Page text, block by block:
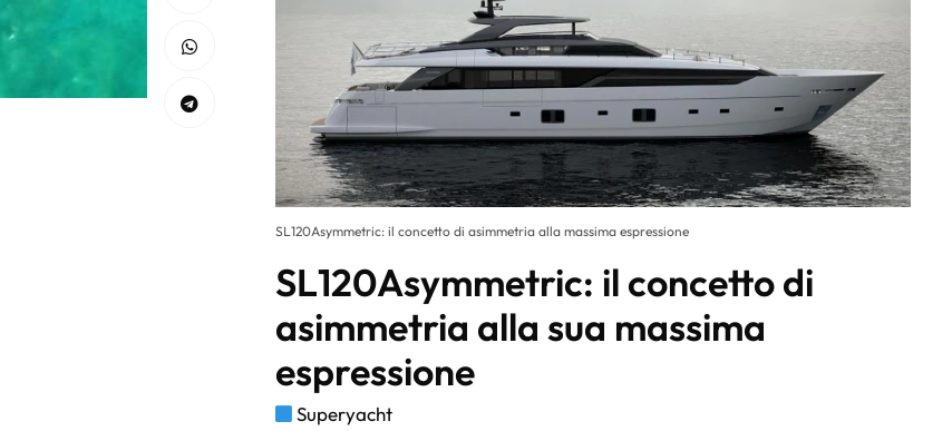
SL120Asymmetric: il concetto di asimmetria alla massima espressione
SL120Asymmetric: il concetto di
asimmetria alla sua massima
espressione
Superyacht